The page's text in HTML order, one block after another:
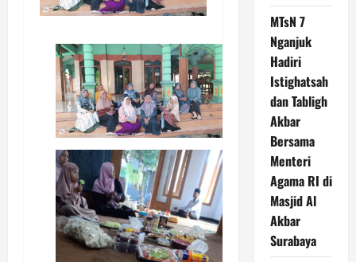
MTsN 7
Nganjuk
Hadiri
Istighatsah
dan Tabligh
Akbar
Bersama
Menteri
Agama RI di
Masjid Al
Akbar
Surabaya